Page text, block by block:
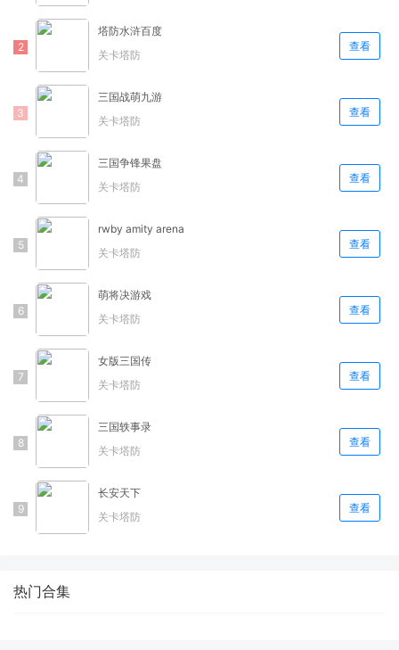
塔防水浒百度
关卡塔防
查看
三国战萌九游
关卡塔防
查看
三国争锋果盘
关卡塔防
查看
rwby amity arena
关卡塔防
查看
萌将决游戏
关卡塔防
查看
女版三国传
关卡塔防
查看
三国轶事录
关卡塔防
查看
长安天下
关卡塔防
查看
热门合集